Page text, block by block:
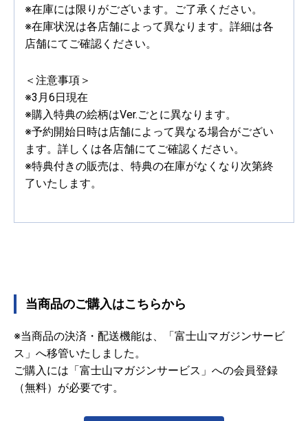
※在庫には限りがございます。ご了承ください。
※在庫状況は各店舗によって異なります。詳細は各
店舗にてご確認ください。
＜注意事項＞
※3月6日現在
※購入特典の絵柄はVer.ごとに異なります。
※予約開始日時は店舗によって異なる場合がござい
ます。詳しくは各店舗にてご確認ください。
※特典付きの販売は、特典の在庫がなくなり次第終
了いたします。
当商品のご購入はこちらから
※当商品の決済・配送機能は、「富士山マガジンサービ
ス」へ移管いたしました。
ご購入には「富士山マガジンサービス」への会員登録
（無料）が必要です。